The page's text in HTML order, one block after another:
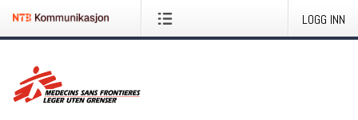
LOGG INN